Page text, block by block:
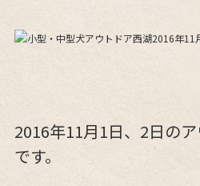
2016年11月1日、2日の
です。